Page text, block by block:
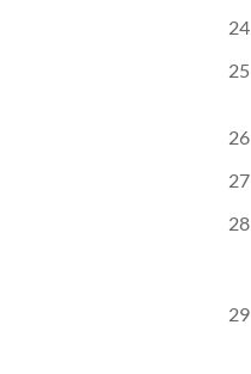
24
25
26
27
28
29